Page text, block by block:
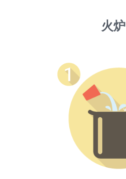
火炉